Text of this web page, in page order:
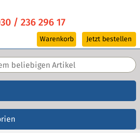
/ 236 296 17
Warenkorb Jetzt bestellen